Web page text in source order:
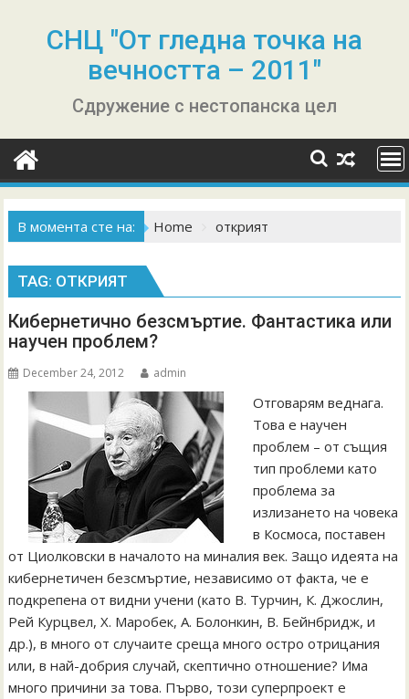
СНЦ "От гледна точка на
вечността – 2011"
Сдружение с нестопанска цел
В момента сте на: Home открият
TAG: ОТКРИЯТ
Кибернетично безсмъртие. Фантастика или
научен проблем?
December 24, 2012 admin
Отговарям веднага.
Това е научен
проблем – от същия
тип проблеми като
проблема за
излизането на човека
в Космоса, поставен
от Циолковски в началото на миналия век. Защо идеята на
кибернетичен безсмъртие, независимо от факта, че е
подкрепена от видни учени (като В. Турчин, К. Джослин,
Рей Курцвел, Х. Mаробек, А. Болонкин, В. Бейнбридж, и
др.), в много от случаите среща много остро отрицания
или, в най-добрия случай, скептично отношение? Има
много причини за това. Първо, този суперпроект е